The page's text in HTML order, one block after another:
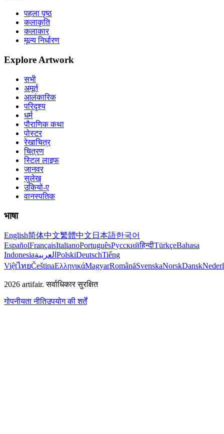
पहला पृष्ठ
कलाकृति
कलाकार
मूल्य निर्धारण
Explore Artwork
सभी
अमूर्त
आलंकारिक
परिदृश्य
धर्म
पौराणिक कथा
पोस्टर
रेखाचित्र
चित्रण
स्टिल लाइफ
जानवर
सुलेख
उकियो-ए
वानस्पतिक
भाषा
English简体中文繁體中文 日本語한국어
EspañolFrançaisItalianoPortuguêsРусскийहिन्दीTürkçeBahasa
Indonesiaالعربية PolskiDeutschTiếng
ViệtไทยČeštinaΕλληνικάMagyarRomânăSvenskaNorskDansk
2026 artifair. सर्वाधिकार सुरक्षित
गोपनीयता नीतिउपयोग की शर्तें